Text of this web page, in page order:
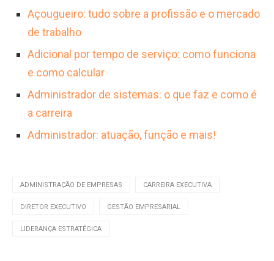
Açougueiro: tudo sobre a profissão e o mercado
de trabalho
Adicional por tempo de serviço: como funciona
e como calcular
Administrador de sistemas: o que faz e como é
a carreira
Administrador: atuação, função e mais!
ADMINISTRAÇÃO DE EMPRESAS CARREIRA EXECUTIVA
DIRETOR EXECUTIVO GESTÃO EMPRESARIAL
LIDERANÇA ESTRATÉGICA